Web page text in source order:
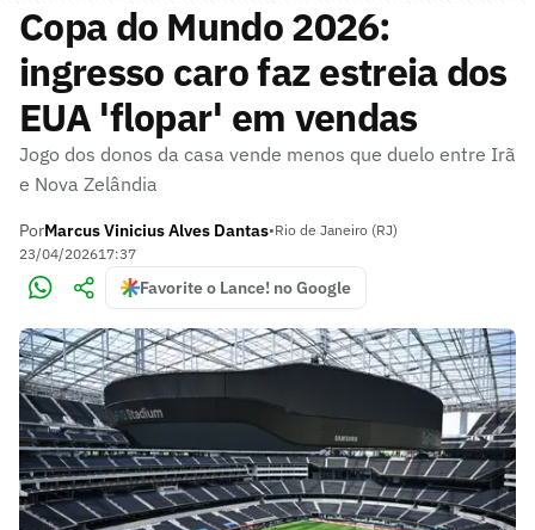
Copa do Mundo 2026:
ingresso caro faz estreia dos
EUA 'flopar' em vendas
Jogo dos donos da casa vende menos que duelo entre Irã
e Nova Zelândia
PorMarcus Vinicius Alves Dantas•Rio de Janeiro (RJ)
23/04/202617:37
Favorite o Lance! no Google